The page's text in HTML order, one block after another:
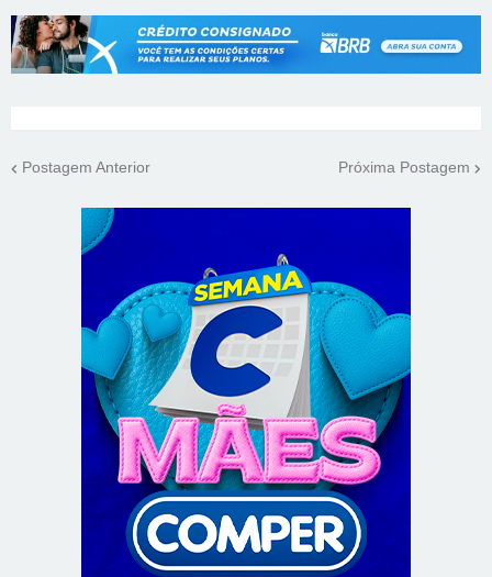
Postagem Anterior Próxima Postagem